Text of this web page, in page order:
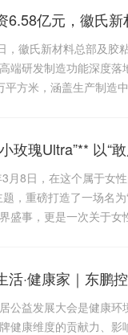
，徽氏新材料总部及胶
端研发制造功能深度
平方米，涵盖生产制造
玫瑰Ultra”** 以“
月8日，在这个属于女
题，重磅打造了一场名
盛事，更是一次关于女
公益发展大会是健康
健康维度的贡献力、